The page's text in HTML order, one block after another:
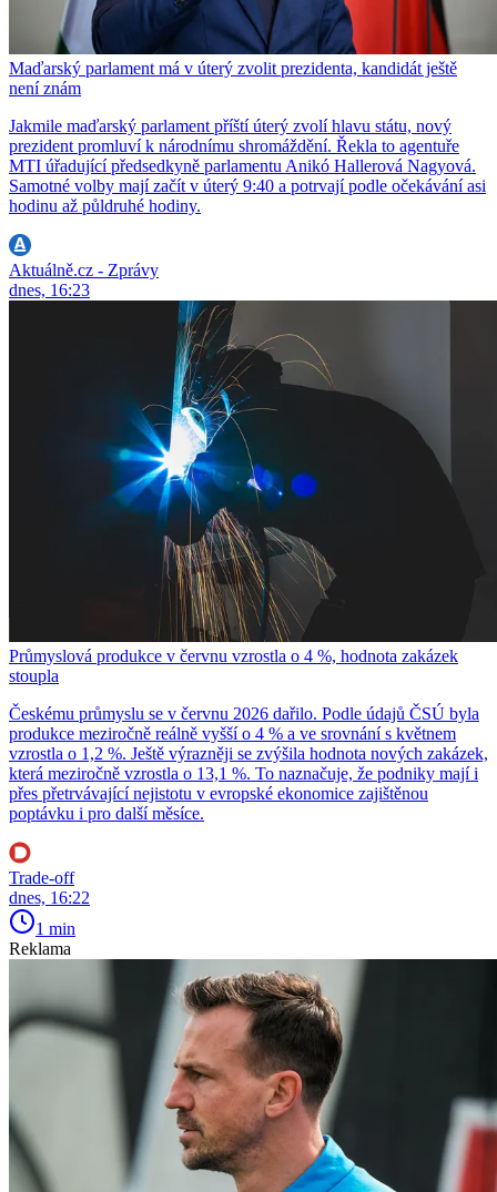
Maďarský parlament má v úterý zvolit prezidenta, kandidát ještě
není znám
Jakmile maďarský parlament příští úterý zvolí hlavu státu, nový
prezident promluví k národnímu shromáždění. Řekla to agentuře
MTI úřadující předsedkyně parlamentu Anikó Hallerová Nagyová.
Samotné volby mají začít v úterý 9:40 a potrvají podle očekávání asi
hodinu až půldruhé hodiny.
Aktuálně.cz - Zprávy
dnes, 16:23
Průmyslová produkce v červnu vzrostla o 4 %, hodnota zakázek
stoupla
Českému průmyslu se v červnu 2026 dařilo. Podle údajů ČSÚ byla
produkce meziročně reálně vyšší o 4 % a ve srovnání s květnem
vzrostla o 1,2 %. Ještě výrazněji se zvýšila hodnota nových zakázek,
která meziročně vzrostla o 13,1 %. To naznačuje, že podniky mají i
přes přetrvávající nejistotu v evropské ekonomice zajištěnou
poptávku i pro další měsíce.
Trade-off
dnes, 16:22
1 min
Reklama